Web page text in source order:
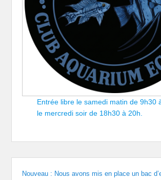
Entrée libre le samedi matin de 9h30
le mercredi soir de 18h30 à 20h.
Nouveau : Nous avons mis en place un bac